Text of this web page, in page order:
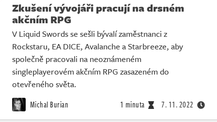
Zkušení vývojáři pracují na drsném
akčním RPG
V Liquid Swords se sešli bývalí zaměstnanci z
Rockstaru, EA DICE, Avalanche a Starbreeze, aby
společně pracovali na neoznámeném
singleplayerovém akčním RPG zasazeném do
otevřeného světa.
Michal Burian 1 minuta 7. 11. 2022